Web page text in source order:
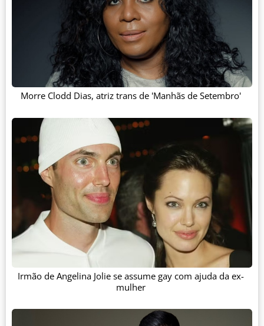
Morre Clodd Dias, atriz trans de 'Manhãs de Setembro'
Irmão de Angelina Jolie se assume gay com ajuda da ex-
mulher